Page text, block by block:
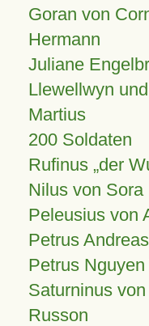
Goran von
Hermann
Juliane
Llewellwyn
Martius
200 Soldaten
Rufinus „der
Nilus von Sora
Peleusius von
Petrus
Petrus Nguyen
Saturninus
Russon